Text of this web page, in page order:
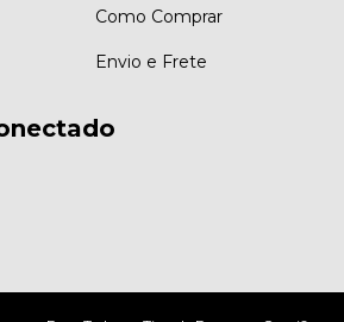
Como Comprar
Envio e Frete